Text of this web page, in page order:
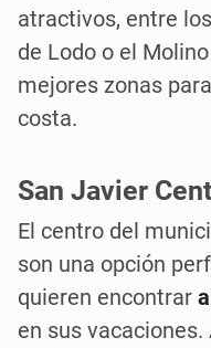
atractivos, entre
de Lodo o el
mejores zonas
costa.
San Javier
El centro del
son una opción
quieren encontrar
en sus